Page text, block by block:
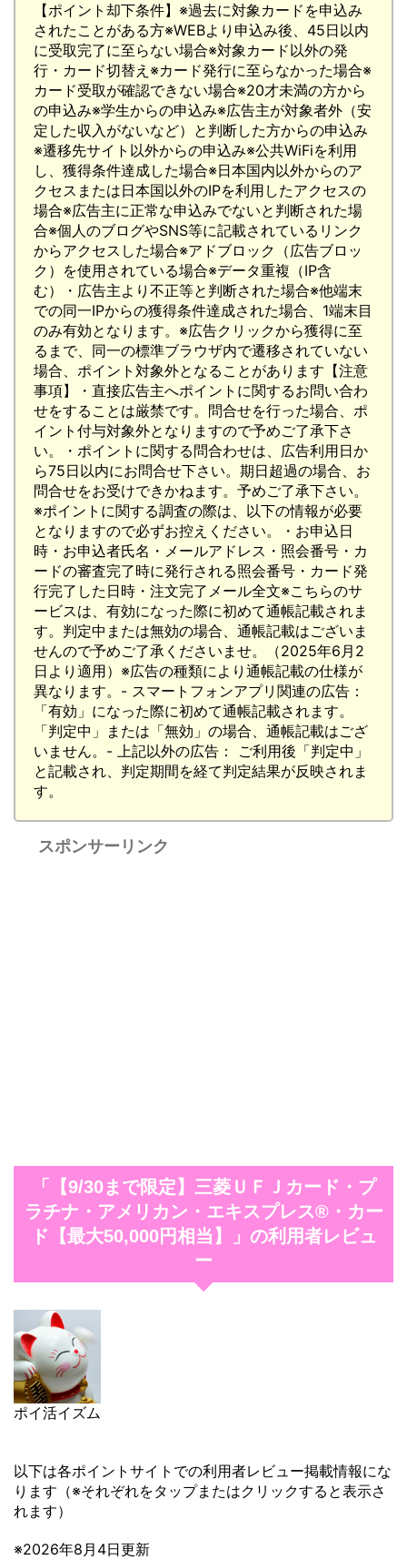
【ポイント却下条件】※過去に対象カードを申込み
されたことがある方※WEBより申込み後、45日以内
に受取完了に至らない場合※対象カード以外の発
行・カード切替え※カード発行に至らなかった場合※
カード受取が確認できない場合※20才未満の方から
の申込み※学生からの申込み※広告主が対象者外（安
定した収入がないなど）と判断した方からの申込み
※遷移先サイト以外からの申込み※公共WiFiを利用
し、獲得条件達成した場合※日本国内以外からのア
クセスまたは日本国以外のIPを利用したアクセスの
場合※広告主に正常な申込みでないと判断された場
合※個人のブログやSNS等に記載されているリンク
からアクセスした場合※アドブロック（広告ブロッ
ク）を使用されている場合※データ重複（IP含
む）・広告主より不正等と判断された場合※他端末
での同一IPからの獲得条件達成された場合、1端末目
のみ有効となります。※広告クリックから獲得に至
るまで、同一の標準ブラウザ内で遷移されていない
場合、ポイント対象外となることがあります【注意
事項】・直接広告主へポイントに関するお問い合わ
せをすることは厳禁です。問合せを行った場合、ポ
イント付与対象外となりますので予めご了承下さ
い。・ポイントに関する問合わせは、広告利用日か
ら75日以内にお問合せ下さい。期日超過の場合、お
問合せをお受けできかねます。予めご了承下さい。
※ポイントに関する調査の際は、以下の情報が必要
となりますので必ずお控えください。・お申込日
時・お申込者氏名・メールアドレス・照会番号・カ
ードの審査完了時に発行される照会番号・カード発
行完了した日時・注文完了メール全文※こちらのサ
ービスは、有効になった際に初めて通帳記載されま
す。判定中または無効の場合、通帳記載はございま
せんので予めご了承くださいませ。（2025年6月2
日より適用）※広告の種類により通帳記載の仕様が
異なります。- スマートフォンアプリ関連の広告：
「有効」になった際に初めて通帳記載されます。
「判定中」または「無効」の場合、通帳記載はござ
いません。- 上記以外の広告： ご利用後「判定中」
と記載され、判定期間を経て判定結果が反映されま
す。
スポンサーリンク
「【9/30まで限定】三菱ＵＦＪカード・プ
ラチナ・アメリカン・エキスプレス®・カー
ド【最大50,000円相当】」の利用者レビュ
ー
ポイ活イズム
以下は各ポイントサイトでの利用者レビュー掲載情報にな
ります（※それぞれをタップまたはクリックすると表示さ
れます）
※2026年8月4日更新